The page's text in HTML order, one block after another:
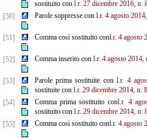
sostituito con l.r. 27 dicembre 2016, n.
[50]
Parole soppresse con l.r. 4 agosto
[51] Comma così sostituito conl.r. 4 agosto
[52] Comma inserito con l.r. 4 agosto 2014,
[53] Parole prima sostituite conl.r. 4
sostituite con l.r. 29 dicembre 2014, n.
[54]
Comma prima sostituito conl.r. 4
sostituito con l.r. 29 dicembre 2014, n.
[55]
Comma così sostituito conl.r. 4 agosto